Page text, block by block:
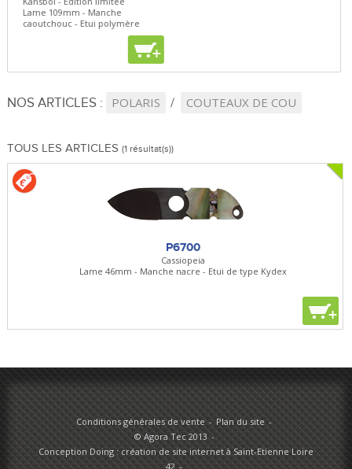
Lame 109mm - Manche
caoutchouc - Etui polymère
+
NOS ARTICLES : POLARIS COUTEAUX DE COU
TOUS LES ARTICLES (1 résultat(s))
P6700
Cassiopeia
Lame 46mm - Manche nacre - Etui de type Kydex
+
Conditions générales de vente
Plan du site
© Agora Tec 2013
Conception Doing : création de site internet à Saint-Etienne Loire
42